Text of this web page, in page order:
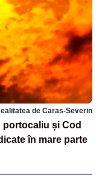
de Caras-Severin
portocaliu și Cod
în mare parte